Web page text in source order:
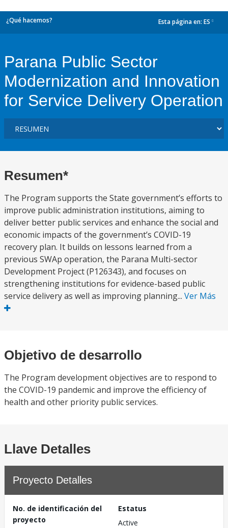
¿Qué hacemos? Esta página en: ES
Parana Public Sector
Modernization and Innovation
for Service Delivery Operation
Resumen*
The Program supports the State government’s efforts to
improve public administration institutions, aiming to
deliver better public services and enhance the social and
economic impacts of the government’s COVID-19
recovery plan. It builds on lessons learned from a
previous SWAp operation, the Parana Multi-sector
Development Project (P126343), and focuses on
strengthening institutions for evidence-based public
service delivery as well as improving planning... Ver Más
Objetivo de desarrollo
The Program development objectives are to respond to
the COVID-19 pandemic and improve the efficiency of
health and other priority public services.
Llave Detalles
Proyecto Detalles
No. de identificación del
proyecto
Estatus
Active